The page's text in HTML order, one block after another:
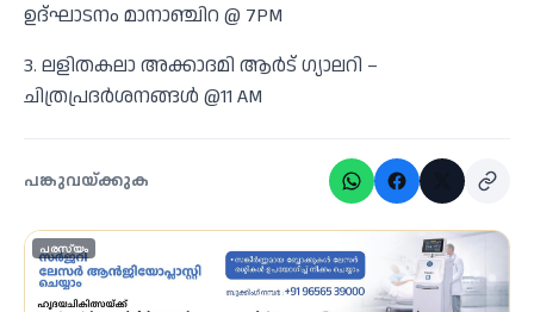
ഉദ്ഘാടനം മാനാഞ്ചിറ @ 7PM
3. ലളിതകലാ അക്കാദമി ആർട് ഗ്യാലറി –
ചിത്രപ്രദർശനങ്ങൾ @11 AM
പങ്കുവയ്ക്കുക
പരസ്യം